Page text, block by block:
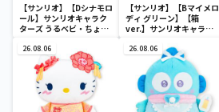
【サンリオ】【Dシナモロ
ール】サンリオキャラク
ターズ うるベビ・ちょい
【サンリオ】【Bマイメロ
ディ グリーン】【箱
ver.】サンリオキャラク
SOFVIMATES～マイメロ
ディ マーメイドver. ～
26.08.06 26.08.06